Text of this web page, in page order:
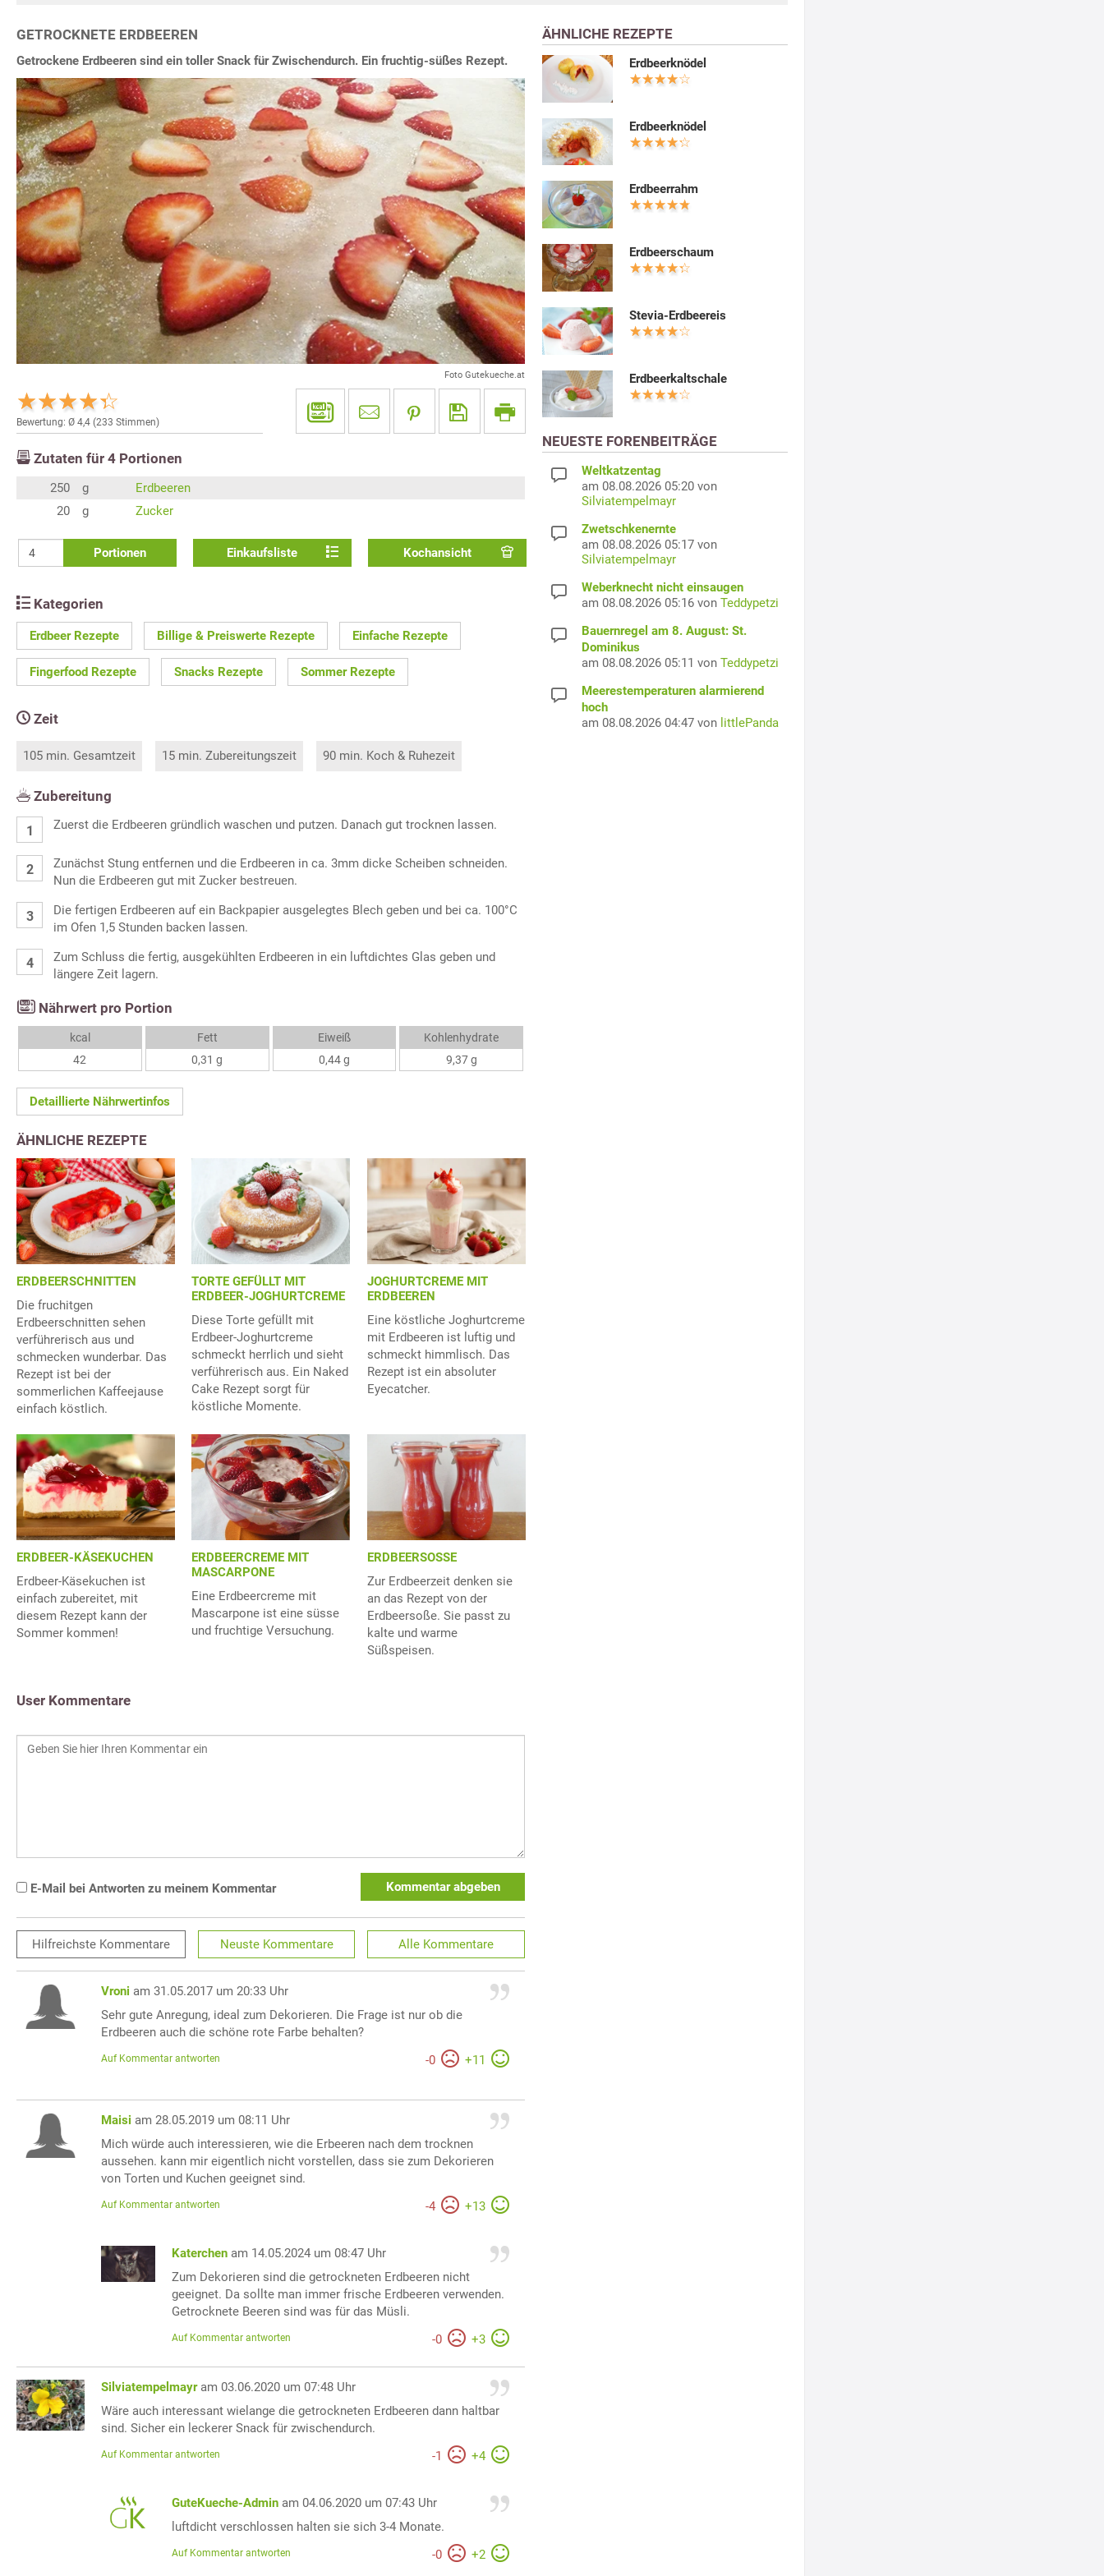
GETROCKNETE ERDBEEREN
Getrockene Erdbeeren sind ein toller Snack für Zwischendurch. Ein fruchtig-süßes Rezept.
Foto Gutekueche.at
Bewertung: Ø 4,4 (233 Stimmen)
Zutaten für 4 Portionen
250 g
Erdbeeren
20
g Zucker
Portionen Einkaufsliste Kochansicht
Kategorien
Erdbeer Rezepte Billige & Preiswerte Rezepte Einfache Rezepte
Fingerfood Rezepte Snacks Rezepte Sommer Rezepte
Zeit
105 min. Gesamtzeit 15 min. Zubereitungszeit 90 min. Koch & Ruhezeit
Zubereitung
Zuerst die Erdbeeren gründlich waschen und putzen. Danach gut trocknen lassen.
Zunächst Stung entfernen und die Erdbeeren in ca. 3mm dicke Scheiben schneiden.
Nun die Erdbeeren gut mit Zucker bestreuen.
Die fertigen Erdbeeren auf ein Backpapier ausgelegtes Blech geben und bei ca. 100°C
im Ofen 1,5 Stunden backen lassen.
Zum Schluss die fertig, ausgekühlten Erdbeeren in ein luftdichtes Glas geben und
längere Zeit lagern.
Nährwert pro Portion
kcal
42
Fett
0,31 g
Eiweiß
0,44 g
Kohlenhydrate
9,37 g
Detaillierte Nährwertinfos
ÄHNLICHE REZEPTE
ERDBEERSCHNITTEN
Die fruchitgen
Erdbeerschnitten sehen
verführerisch aus und
schmecken wunderbar. Das
Rezept ist bei der
sommerlichen Kaffeejause
einfach köstlich.
TORTE GEFÜLLT MIT
ERDBEER-JOGHURTCREME
Diese Torte gefüllt mit
Erdbeer-Joghurtcreme
schmeckt herrlich und sieht
verführerisch aus. Ein Naked
Cake Rezept sorgt für
köstliche Momente.
JOGHURTCREME MIT
ERDBEEREN
Eine köstliche Joghurtcreme
mit Erdbeeren ist luftig und
schmeckt himmlisch. Das
Rezept ist ein absoluter
Eyecatcher.
ERDBEER-KÄSEKUCHEN
Erdbeer-Käsekuchen ist
einfach zubereitet, mit
diesem Rezept kann der
Sommer kommen!
ERDBEERCREME MIT
MASCARPONE
Eine Erdbeercreme mit
Mascarpone ist eine süsse
und fruchtige Versuchung.
ERDBEERSOSSE
Zur Erdbeerzeit denken sie
an das Rezept von der
Erdbeersoße. Sie passt zu
kalte und warme
Süßspeisen.
User Kommentare
E-Mail bei Antworten zu meinem Kommentar Kommentar abgeben
Hilfreichste Kommentare Neuste Kommentare Alle Kommentare
Vroni am 31.05.2017 um 20:33 Uhr
Sehr gute Anregung, ideal zum Dekorieren. Die Frage ist nur ob die
Erdbeeren auch die schöne rote Farbe behalten?
-0 +11
Auf Kommentar antworten
Maisi am 28.05.2019 um 08:11 Uhr
Mich würde auch interessieren, wie die Erbeeren nach dem trocknen
aussehen. kann mir eigentlich nicht vorstellen, dass sie zum Dekorieren
von Torten und Kuchen geeignet sind.
-4 +13
Auf Kommentar antworten
Katerchen am 14.05.2024 um 08:47 Uhr
Zum Dekorieren sind die getrockneten Erdbeeren nicht
geeignet. Da sollte man immer frische Erdbeeren verwenden.
Getrocknete Beeren sind was für das Müsli.
-0 +3
Auf Kommentar antworten
Silviatempelmayr am 03.06.2020 um 07:48 Uhr
Wäre auch interessant wielange die getrockneten Erdbeeren dann haltbar
sind. Sicher ein leckerer Snack für zwischendurch.
-1 +4
Auf Kommentar antworten
GuteKueche-Admin am 04.06.2020 um 07:43 Uhr
luftdicht verschlossen halten sie sich 3-4 Monate.
-0 +2
Auf Kommentar antworten
ÄHNLICHE REZEPTE
Erdbeerknödel
Erdbeerknödel
Erdbeerrahm
Erdbeerschaum
Stevia-Erdbeereis
Erdbeerkaltschale
NEUESTE FORENBEITRÄGE
Weltkatzentag
am 08.08.2026 05:20 von
Silviatempelmayr
Zwetschkenernte
am 08.08.2026 05:17 von
Silviatempelmayr
Weberknecht nicht einsaugen
am 08.08.2026 05:16 von Teddypetzi
Bauernregel am 8. August: St.
Dominikus
am 08.08.2026 05:11 von Teddypetzi
Meerestemperaturen alarmierend
hoch
am 08.08.2026 04:47 von littlePanda